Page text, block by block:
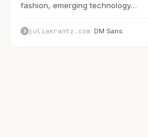
fashion, emerging technology…
juliakrantz.com· DM Sans